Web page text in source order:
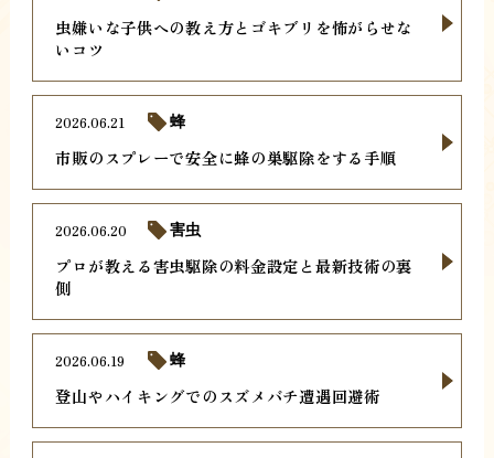
虫嫌いな子供への教え方とゴキブリを怖がらせな
いコツ
市販のスプレーで安全に蜂の巣駆除をする手順
2026.06.21 蜂
プロが教える害虫駆除の料金設定と最新技術の裏
側
2026.06.20 害虫
登山やハイキングでのスズメバチ遭遇回避術
2026.06.19 蜂